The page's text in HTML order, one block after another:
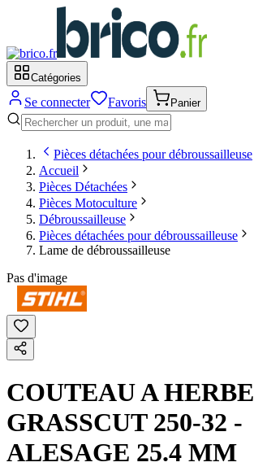
Catégories
Se connecter Favoris Panier
Pièces détachées pour débroussailleuse
Accueil
Pièces Détachées
Pièces Motoculture
Débroussailleuse
Pièces détachées pour débroussailleuse
Lame de débroussailleuse
Pas d'image
COUTEAU A HERBE
GRASSCUT 250-32 -
ALESAGE 25.4 MM